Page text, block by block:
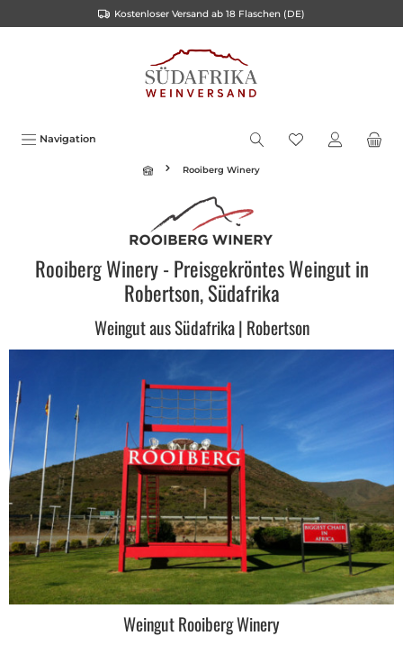
Kostenloser Versand ab 18 Flaschen (DE)
Navigation
Rooiberg Winery
Rooiberg Winery - Preisgekröntes Weingut in
Robertson, Südafrika
Weingut aus Südafrika | Robertson
Weingut Rooiberg Winery